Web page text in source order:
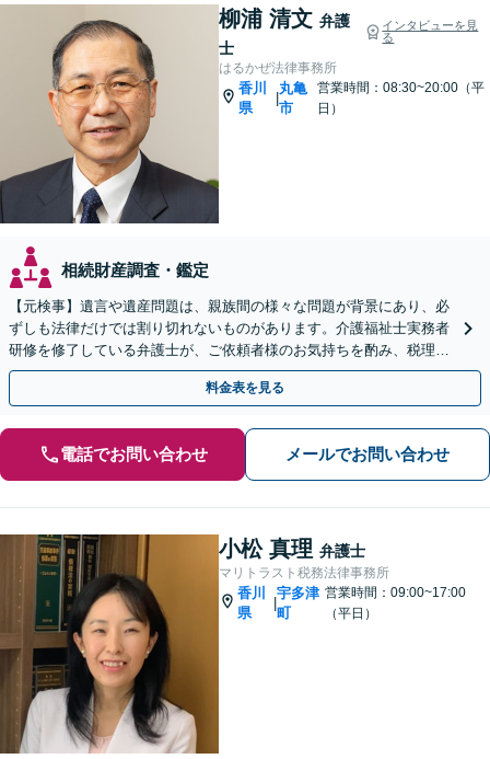
柳浦 清文 弁護
士
インタビューを見
る
はるかぜ法律事務所
香川
県
|
丸亀
市
営業時間：08:30~20:00（平
日）
相続財産調査・鑑定
【元検事】遺言や遺産問題は、親族間の様々な問題が背景にあり、必
ずしも法律だけでは割り切れないものがあります。介護福祉士実務者
研修を修了している弁護士が、ご依頼者様のお気持ちを酌み、税理士
など他士業とも密接に連携しながら丁寧に対応いたします。
料金表を見る
電話でお問い合わせ メールでお問い合わせ
小松 真理 弁護士
マリトラスト税務法律事務所
香川
県
|
宇多津
町
営業時間：09:00~17:00
（平日）